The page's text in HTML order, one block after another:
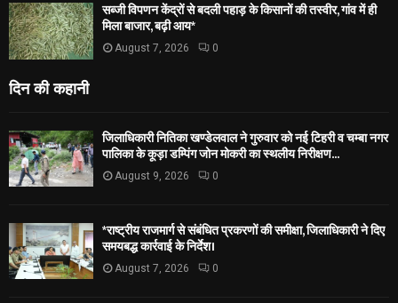
सब्जी विपणन केंद्रों से बदली पहाड़ के किसानों की तस्वीर, गांव में ही
मिला बाजार, बढ़ी आय*
August 7, 2026 0
दिन की कहानी
जिलाधिकारी नितिका खण्डेलवाल ने गुरुवार को नई टिहरी व चम्बा नगर
पालिका के कूड़ा डम्पिंग जोन मोकरी का स्थलीय निरीक्षण...
August 9, 2026 0
*राष्ट्रीय राजमार्ग से संबंधित प्रकरणों की समीक्षा, जिलाधिकारी ने दिए
समयबद्ध कार्रवाई के निर्देश।
August 7, 2026 0